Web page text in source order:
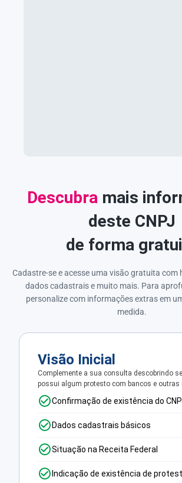
Descubra mais
deste CNPJ
de forma
Cadastre-se e acesse uma visão gratuita com
dados cadastrais e muito mais. Para
personalize com informações extras em
medida.
Visão Inicial
Complemente a sua consulta descobrindo
possui algum protesto com bancos e outras
Confirmação de existência do
Dados cadastrais básicos
Situação na Receita Federal
Indicação de existência de